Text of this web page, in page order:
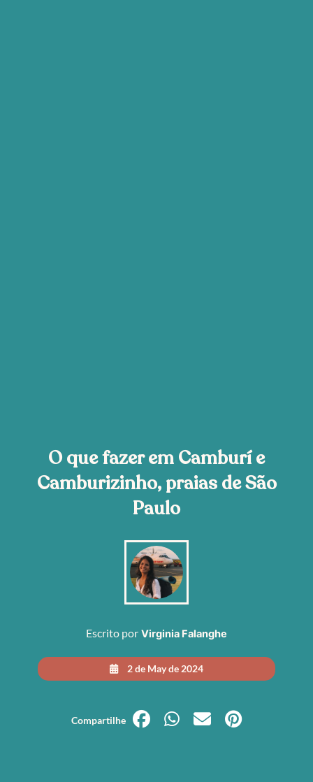
O que fazer em Camburí e
Camburizinho, praias de São
Paulo
Escrito por Virginia Falanghe
2 de May de 2024